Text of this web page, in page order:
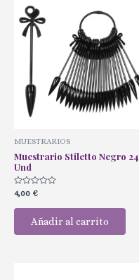
MUESTRARIOS
Muestrario Stiletto Negro 24
Und
Valorado
con
0
4,00 €
Añadir al carrito